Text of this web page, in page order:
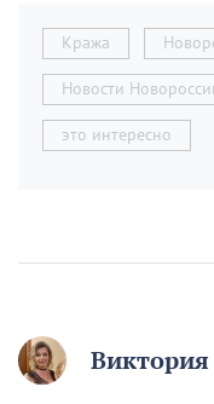
Кража
Новости
это интересно